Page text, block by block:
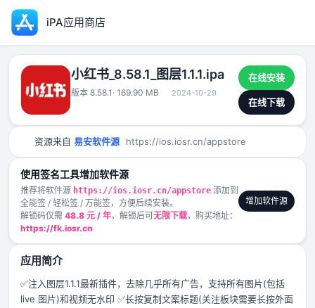
iPA应用商店
小红书_8.58.1_图层1.1.1.ipa
版本 8.58.1 · 169.90 MB 2024-10-29
在线安装
在线下载
资源来自 易安软件源 https://ios.iosr.cn/appstore
使用签名工具增加软件源
推荐将软件源 https://ios.iosr.cn/appstore 添加到
全能签 / 轻松签 / 万能签，方便后续安装。
解锁码仅需 48.8 元 / 年，解锁后可无限下载，购买地址：
https://fk.iosr.cn
增加软件源
应用简介
✅注入图层1.1.1最新插件，去除几乎所有广告，支持所有图片(包括
live 图片)和视频无水印 ✅长按复制文案标题(关注板块需要长按外面